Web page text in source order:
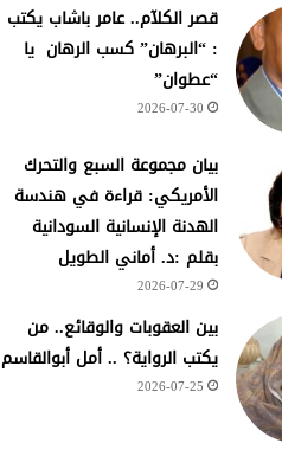
قصر الكلآم.. عامر باشاب يكتب
: “البرهان” كسب الرهان يا
“عطوان”
2026-07-30
بيان مجموعة السبع والتحرك
الأمريكي: قراءة في هندسة
الهدنة الإنسانية السودانية
بقلم :د. أماني الطويل
2026-07-29
بين العقوبات والوقائع.. من
يكتب الرواية؟ .. أمل أبوالقاسم
2026-07-25